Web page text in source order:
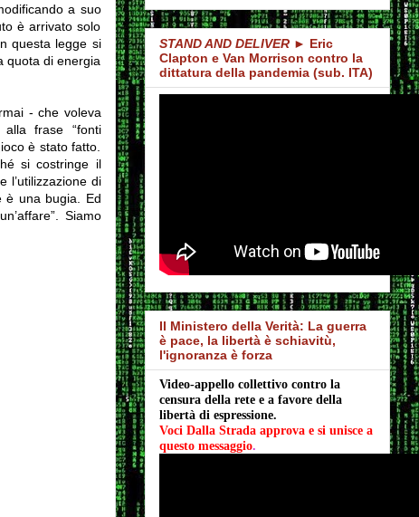
a suo
è arrivato solo
questa legge si
quota di energia
- che voleva
frase “fonti
è stato fatto.
si costringe il
l’utilizzazione di
è una bugia. Ed
Siamo
STAND AND DELIVER► Eric
Clapton e Van Morrison contro la
dittatura della pandemia (sub. ITA)
Il Ministero della Verità: La guerra
è pace, la libertà è schiavitù,
l'ignoranza è forza
Video-appello collettivo contro la
censura della rete e a favore della
libertà di espressione.
Voci Dalla Strada approva e si unisce a
questo messaggio.